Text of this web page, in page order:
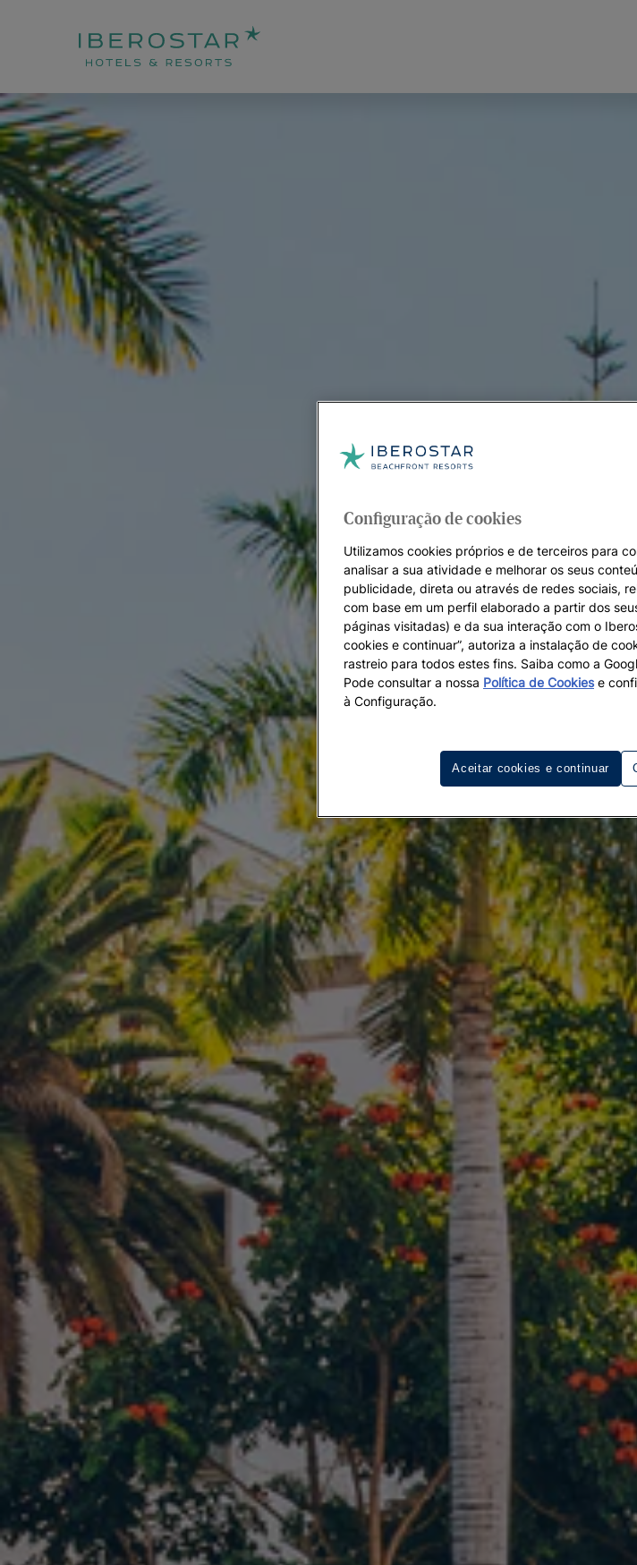
Configuração de cookies
Utilizamos cookies próprios e de terceiros para
analisar a sua atividade e melhorar os seus
publicidade, direta ou através de redes sociais,
com base em um perfil elaborado a partir dos
páginas visitadas) e da sua interação com o
cookies e continuar”, autoriza a instalação de
rastreio para todos estes fins. Saiba como a
Pode consultar a nossa Política de Cookiese
à Configuração.
Aceitar cookies e continuar